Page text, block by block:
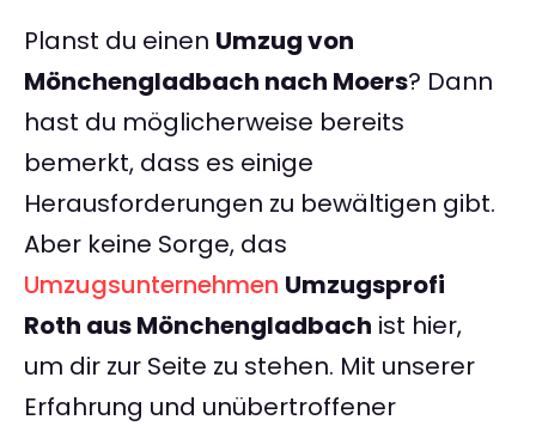
Planst du einen Umzug von
Mönchengladbach nach Moers? Dann
hast du möglicherweise bereits
bemerkt, dass es einige
Herausforderungen zu bewältigen gibt.
Aber keine Sorge, das
Umzugsunternehmen Umzugsprofi
Roth aus Mönchengladbach ist hier,
um dir zur Seite zu stehen. Mit unserer
Erfahrung und unübertroffener